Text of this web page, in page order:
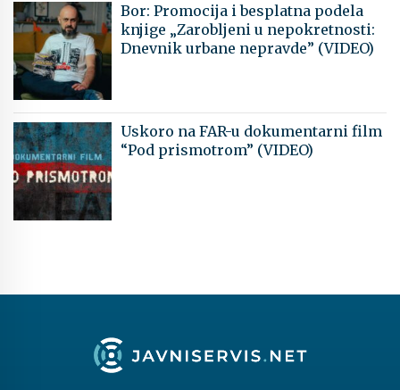
Bor: Promocija i besplatna podela
knjige „Zarobljeni u nepokretnosti:
Dnevnik urbane nepravde” (VIDEO)
Uskoro na FAR-u dokumentarni film
“Pod prismotrom” (VIDEO)